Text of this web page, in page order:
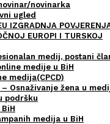
novinarka
ugled
IZGRADNJA
EUROPI I TURSKOJ
medij, postani
medije u BiH
medija(CPCD)
Osnaživanje žena u
podršku
medija u BiH